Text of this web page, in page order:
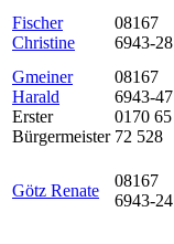
Fischer
Christine
08167
6943-28
Gmeiner
Harald
Erster
Bürgermeister
08167
6943-47
0170 65
72 528
Götz Renate
08167
6943-24